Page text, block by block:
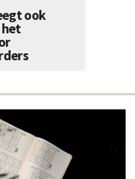
ook
het